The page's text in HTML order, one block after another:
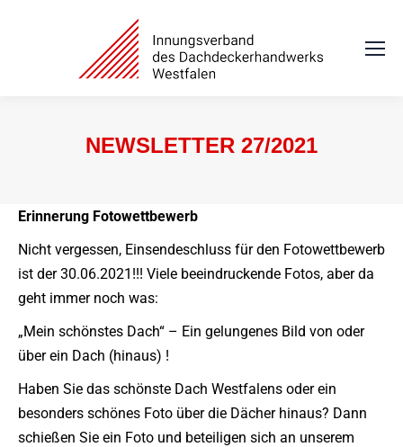
NEWSLETTER 27/2021
Erinnerung Fotowettbewerb
Nicht vergessen, Einsendeschluss für den Fotowettbewerb
ist der 30.06.2021!!! Viele beeindruckende Fotos, aber da
geht immer noch was:
„Mein schönstes Dach“ – Ein gelungenes Bild von oder
über ein Dach (hinaus) !
Haben Sie das schönste Dach Westfalens oder ein
besonders schönes Foto über die Dächer hinaus? Dann
schießen Sie ein Foto und beteiligen sich an unserem